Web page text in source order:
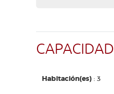
CAPACIDAD
Habitación(es) : 3